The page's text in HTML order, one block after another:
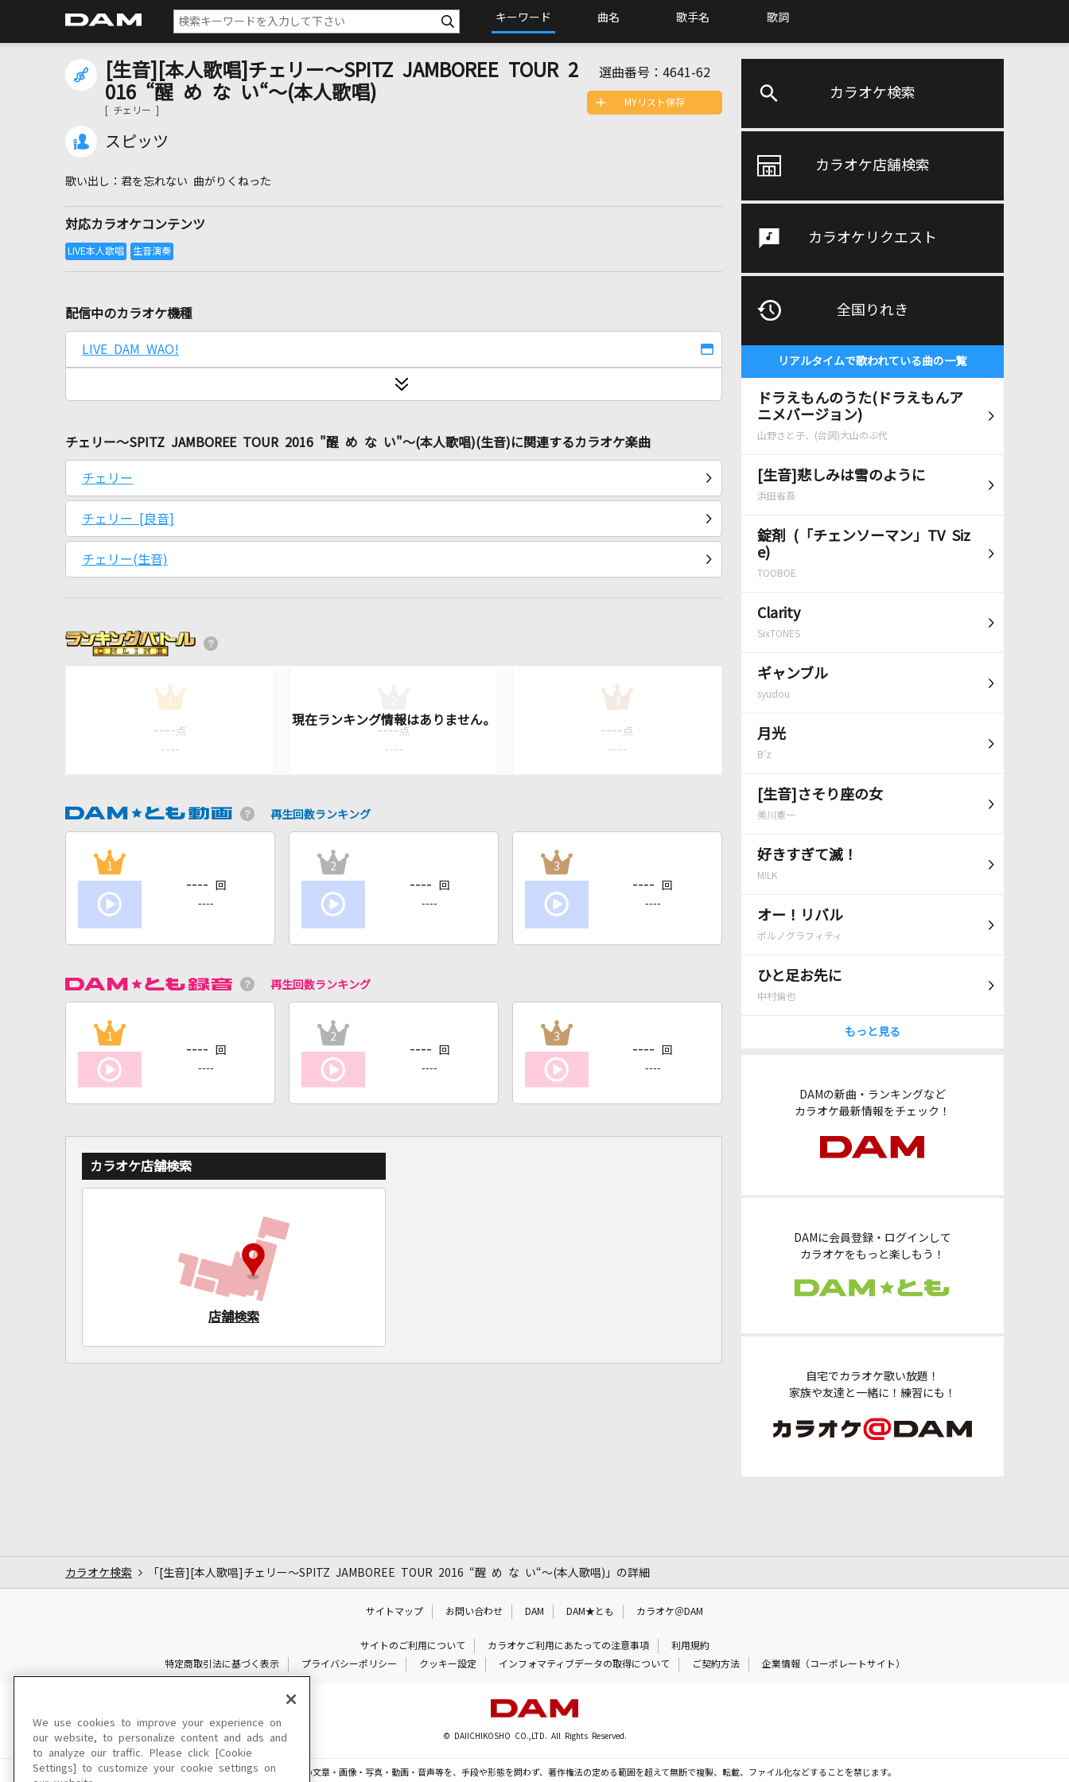
キーワード 曲名 歌手名 歌詞
カラオケ検索
カラオケ店舗検索
カラオケリクエスト
全国りれき
リアルタイムで歌われている曲の一覧
ドラえもんのうた(ドラえもんア
ニメバージョン)
山野さと子、(台詞)大山のぶ代
[生音]悲しみは雪のように
浜田省吾
錠剤 (「チェンソーマン」TV Siz
e)
TOOBOE
Clarity
SixTONES
ギャンブル
syudou
月光
B'z
[生音]さそり座の女
美川憲一
好きすぎて滅！
M!LK
オー！リバル
ポルノグラフィティ
ひと足お先に
中村倫也
もっと見る
DAMの新曲・ランキングなど
カラオケ最新情報をチェック！
DAMに会員登録・ログインして
カラオケをもっと楽しもう！
自宅でカラオケ歌い放題！
家族や友達と一緒に！練習にも！
[生音][本人歌唱]チェリー～SPITZ JAMBOREE TOUR 2
016 “醒 め な い“～(本人歌唱)
[ チェリー ]
スピッツ
選曲番号： 4641-62
君を忘れない 曲がりくねった
対応カラオケコンテンツ
MYリスト保存
配信中のカラオケ機種
LIVE DAM WAO!
チェリー～SPITZ JAMBOREE TOUR 2016 "醒 め な い"～(本人歌唱)(生音)に関連するカラオケ楽曲
チェリー
チェリー [良音]
チェリー(生音)
1
---- 点
----
---- 点
----
3
---- 点
----
再生回数ランキング
1
---- 回
----
2
---- 回
----
3
---- 回
----
再生回数ランキング
1
---- 回
----
2
---- 回
----
3
---- 回
----
カラオケ店舗検索
店舗検索
カラオケ検索 「[生音][本人歌唱]チェリー～SPITZ JAMBOREE TOUR 2016 “醒 め な い“～(本人歌唱)」の詳細
サイトマップ お問い合わせ DAM DAM★とも カラオケ＠DAM
サイトのご利用について カラオケご利用にあたっての注意事項
利用規約
特定商取引法に基づく表示
プライバシーポリシー クッキー設定 インフォマティブデータの取得について ご契約方法 企業情報（コーポレートサイト）
© DAIICHIKOSHO CO.,LTD. All Rights Reserved.
このサイトに掲載されている一切の文章・画像・写真・動画・音声等を、手段や形態を問わず、著作権法の定める範囲を超えて無断で複製、転載、ファイル化などすることを禁じます。
We use cookies to improve your experience on
our website, to personalize content and ads and
to analyze our traffic. Please click [Cookie
Settings] to customize your cookie settings on